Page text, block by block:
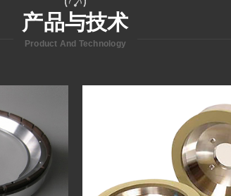
产品与技术
Product And Technology